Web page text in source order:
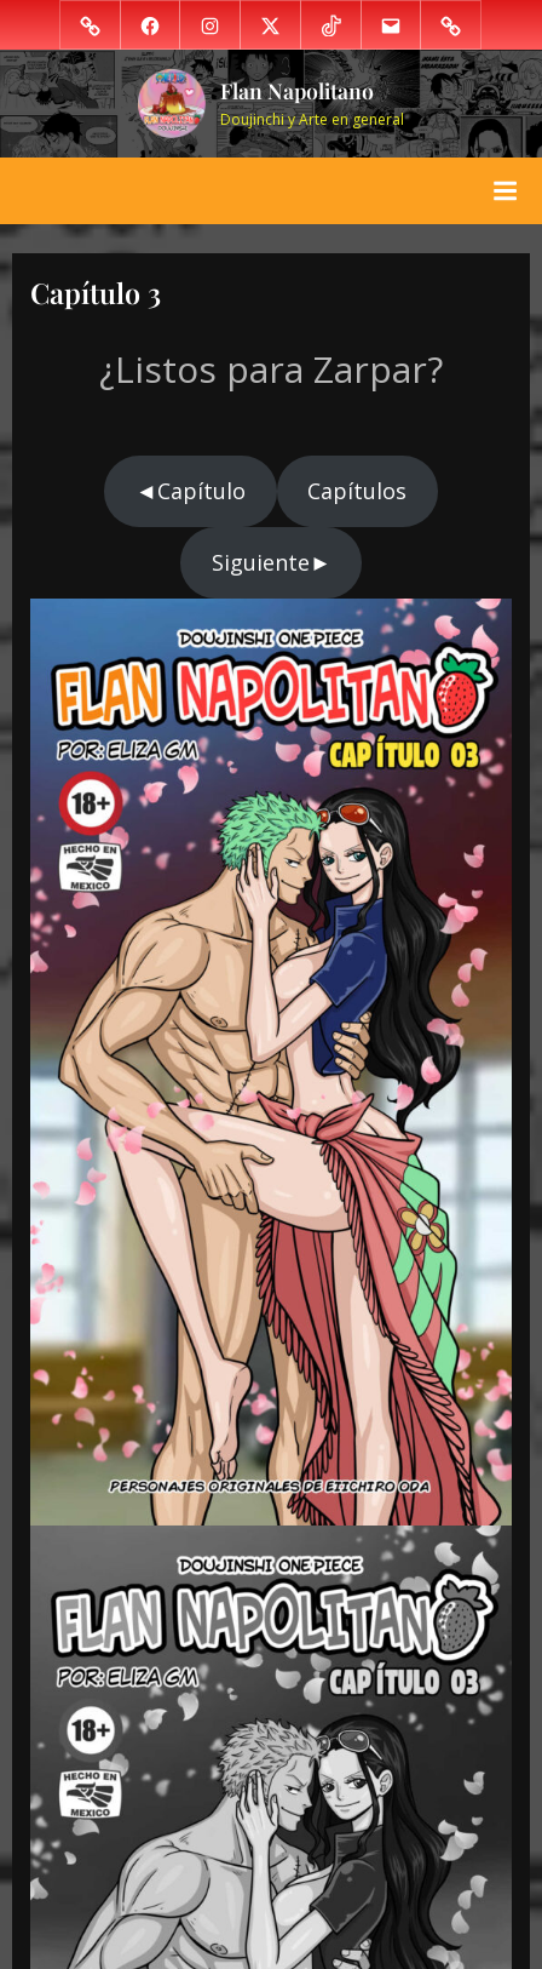
to
content
PatreonFacebookInstagramTwitter TikTok Gmail PayPal
Flan Napolitano
Doujinchi y Arte en general
Capítulo 3
¿Listos para Zarpar?
◄Capítulo Capítulos
Siguiente►